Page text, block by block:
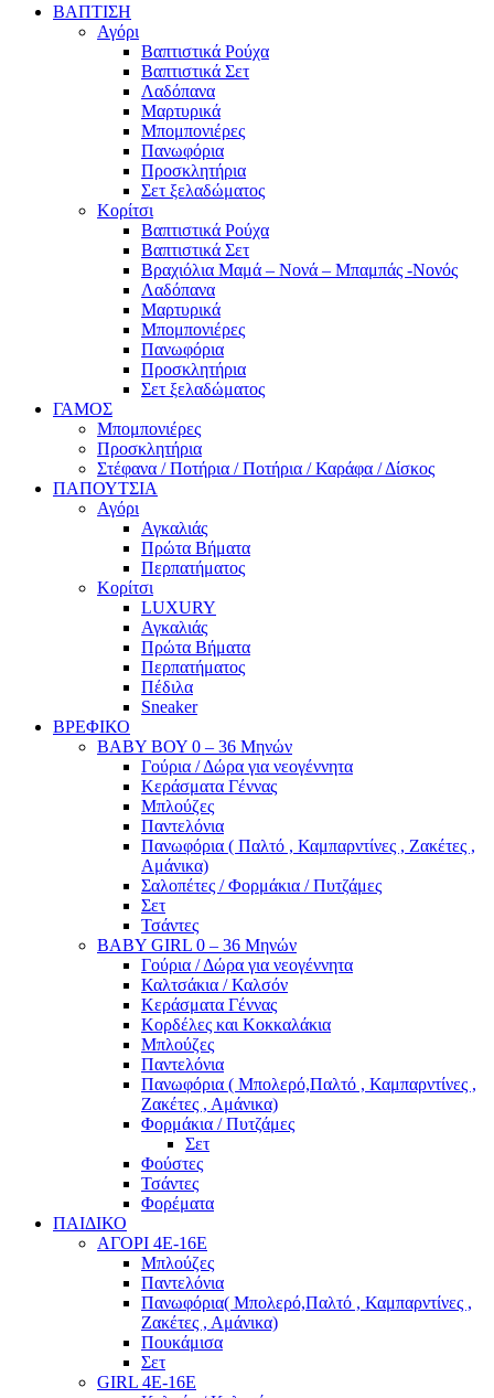
ΒΑΠΤΙΣΗ
Αγόρι
Βαπτιστικά Ρούχα
Βαπτιστικά Σετ
Λαδόπανα
Μαρτυρικά
Μπομπονιέρες
Πανωφόρια
Προσκλητήρια
Σετ ξελαδώματος
Κορίτσι
Βαπτιστικά Ρούχα
Βαπτιστικά Σετ
Βραχιόλια Μαμά – Νονά – Μπαμπάς -Νονός
Λαδόπανα
Μαρτυρικά
Μπομπονιέρες
Πανωφόρια
Προσκλητήρια
Σετ ξελαδώματος
ΓΑΜΟΣ
Μπομπονιέρες
Προσκλητήρια
Στέφανα / Ποτήρια / Ποτήρια / Καράφα / Δίσκος
ΠΑΠΟΥΤΣΙΑ
Αγόρι
Αγκαλιάς
Πρώτα Βήματα
Περπατήματος
Κορίτσι
LUXURY
Αγκαλιάς
Πρώτα Βήματα
Περπατήματος
Πέδιλα
Sneaker
ΒΡΕΦΙΚΟ
ΒΑΒΥ ΒΟΥ 0 – 36 Μηνών
Γούρια / Δώρα για νεογέννητα
Κεράσματα Γέννας
Μπλούζες
Παντελόνια
Πανωφόρια ( Παλτό , Καμπαρντίνες , Ζακέτες ,
Αμάνικα)
Σαλοπέτες / Φορμάκια / Πυτζάμες
Σετ
Τσάντες
BABY GIRL 0 – 36 Μηνών
Γούρια / Δώρα για νεογέννητα
Καλτσάκια / Καλσόν
Κεράσματα Γέννας
Κορδέλες και Κοκκαλάκια
Μπλούζες
Παντελόνια
Πανωφόρια ( Μπολερό,Παλτό , Καμπαρντίνες ,
Ζακέτες , Αμάνικα)
Φορμάκια / Πυτζάμες
Σετ
Φούστες
Τσάντες
Φορέματα
ΠΑΙΔΙΚΟ
ΑΓΟΡΙ 4Ε-16Ε
Μπλούζες
Παντελόνια
Πανωφόρια( Μπολερό,Παλτό , Καμπαρντίνες ,
Ζακέτες , Αμάνικα)
Πουκάμισα
Σετ
GIRL 4Ε-16Ε